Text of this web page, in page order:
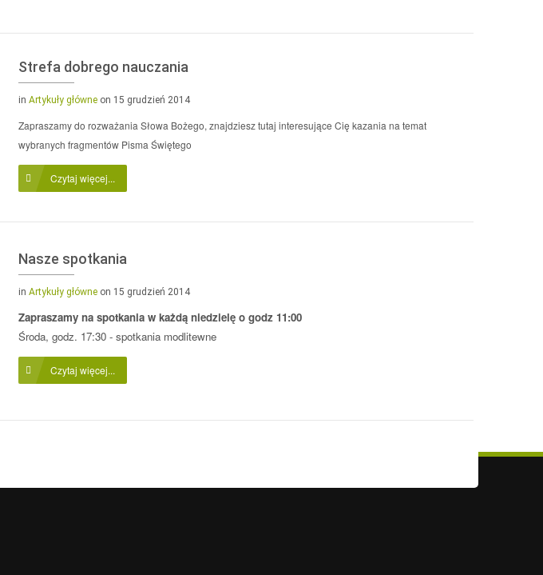
Strefa dobrego nauczania
in Artykuły główne on 15 grudzień 2014
Zapraszamy do rozważania Słowa Bożego, znajdziesz tutaj interesujące Cię kazania na temat
wybranych fragmentów Pisma Świętego
Czytaj więcej...
Nasze spotkania
in Artykuły główne on 15 grudzień 2014
Zapraszamy na spotkania w każdą niedzielę o godz 11:00
Środa, godz. 17:30 - spotkania modlitewne
Czytaj więcej...